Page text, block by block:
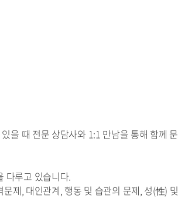
을 때 전문 상담사와 1:1 만남을 통해 함께
다루고 있습니다.
제, 대인관계, 행동 및 습관의 문제, 성(性)